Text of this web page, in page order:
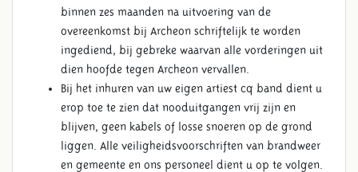
binnen zes maanden na uitvoering van de
overeenkomst bij Archeon schriftelijk te worden
ingediend, bij gebreke waarvan alle vorderingen uit
dien hoofde tegen Archeon vervallen.
Bij het inhuren van uw eigen artiest cq band dient u
erop toe te zien dat nooduitgangen vrij zijn en
blijven, geen kabels of losse snoeren op de grond
liggen. Alle veiligheidsvoorschriften van brandweer
en gemeente en ons personeel dient u op te volgen.